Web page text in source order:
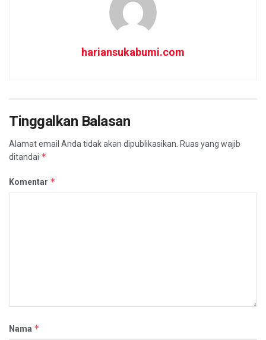
hariansukabumi.com
Tinggalkan Balasan
Alamat email Anda tidak akan dipublikasikan. Ruas yang wajib
ditandai *
Komentar *
Nama *